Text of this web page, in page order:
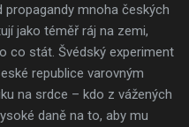
propagandy mnoha českých
jako téměř ráj na zemi,
co stát. Švédský experiment
republice varovným
na srdce – kdo z vážených
daně na to, aby mu